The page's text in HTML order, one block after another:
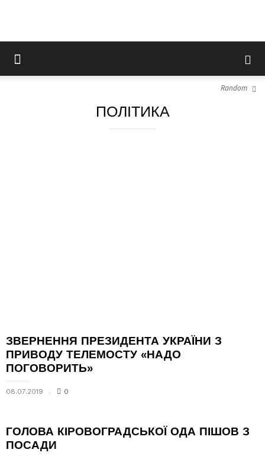
Random
ПОЛІТИКА
ЗВЕРНЕННЯ ПРЕЗИДЕНТА УКРАЇНИ З
ПРИВОДУ ТЕЛЕМОСТУ «НАДО
ПОГОВОРИТЬ»
08.07.2019 0
ГОЛОВА КІРОВОГРАДСЬКОЇ ОДА ПІШОВ З
ПОСАДИ